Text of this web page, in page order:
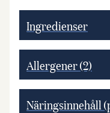
Ingredienser
Allergener(2)
Näringsinnehåll